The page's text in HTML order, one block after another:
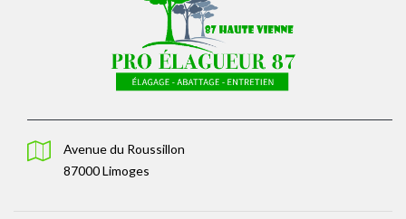
Avenue du Roussillon
87000 Limoges